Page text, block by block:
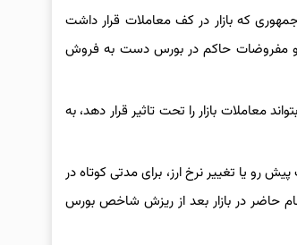
که بازار در کف معاملات قرار داشت
و مفروضات حاکم در بورس دست به فروش
معاملات بازار را تحت تاثیر قرار دهد، به
رو یا تغییر نرخ ارز، برای مدتی کوتاه در
حاضر در بازار بعد از ریزش شاخص بورس